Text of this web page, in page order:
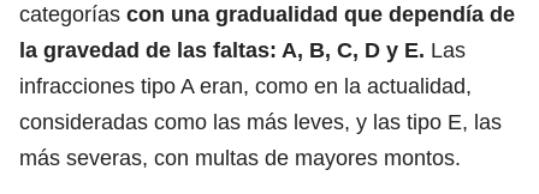
categorías con una gradualidad que dependía de
la gravedad de las faltas: A, B, C, D y E. Las
infracciones tipo A eran, como en la actualidad,
consideradas como las más leves, y las tipo E, las
más severas, con multas de mayores montos.